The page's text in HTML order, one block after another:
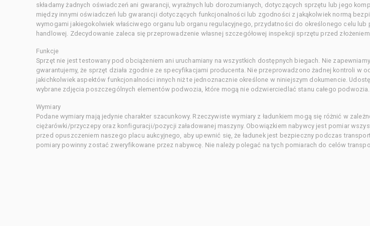
składamy żadnych oświadczeń ani gwarancji, wyraźnych lub dorozumianych, dotyczących sprzętu lub jego
między innymi oświadczeń lub gwarancji dotyczących funkcjonalności lub zgodności z jakąkolwiek normą
wymogami jakiegokolwiek właściwego organu lub organu regulacyjnego, przydatności do określonego celu lub
handlowej. Zdecydowanie zaleca się przeprowadzenie własnej szczegółowej inspekcji sprzętu przed
Funkcje
Sprzęt nie jest testowany pod obciążeniem ani uruchamiany na wszystkich dostępnych biegach. Nie
gwarantujemy, że sprzęt działa zgodnie ze specyfikacjami producenta. Nie przeprowadzono żadnej kontroli w
jakichkolwiek aspektów funkcjonalności innych niż te jednoznacznie określone w niniejszym dokumencie.
wybrane zdjęcia poszczególnych elementów podwozia, które mogą nie odzwierciedlać stanu całego podwozia.
Wymiary
Podane wymiary mają jedynie charakter szacunkowy. Rzeczywiste wymiary z ładunkiem mogą się różnić w
ciężarówki/przyczepy oraz konfiguracji/pozycji załadowanej maszyny. Obowiązkiem nabywcy jest pomiar
przed opuszczeniem naszego placu aukcyjnego, aby upewnić się, że ładunek jest bezpieczny podczas
pomiary powinny zostać zweryfikowane przez nabywcę. Nie należy polegać na tych pomiarach do celów